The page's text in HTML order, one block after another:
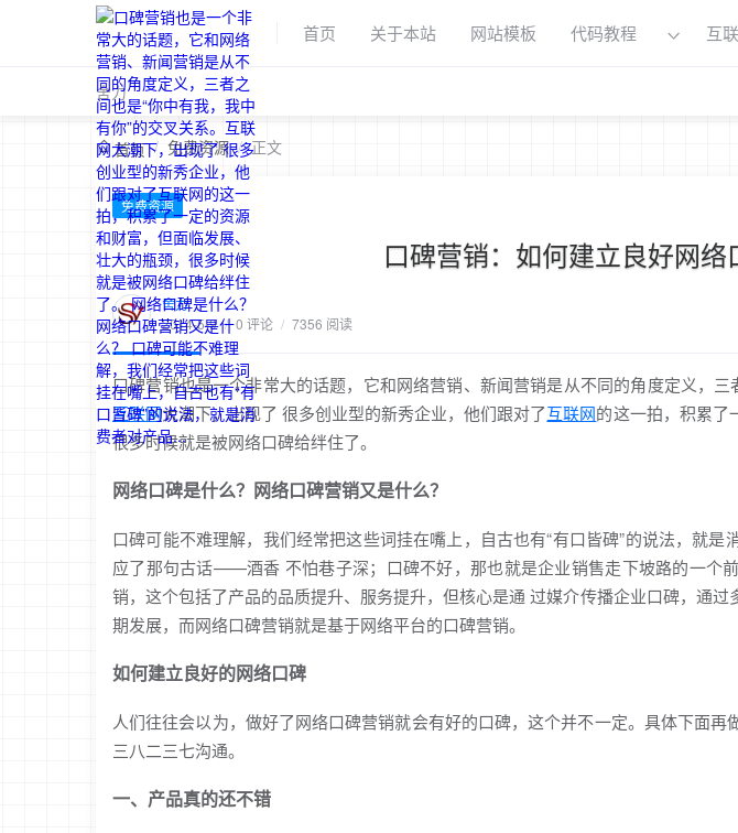
首页 关于本站 网站模板 代码教程 互
舍力
首页 / 免费资源 / 正文
免费资源
口碑营销：如何建立良好网络
舍力
2014-5-9 / 0 评论 / 7356 阅读
口碑营销也是一个非常大的话题，它和网络营销、新闻营销是从不同的角度定义，三
互联网大潮下，出现了 很多创业型的新秀企业，他们跟对了互联网的这一拍，积累了
很多时候就是被网络口碑给绊住了。
网络口碑是什么？网络口碑营销又是什么？
口碑可能不难理解，我们经常把这些词挂在嘴上，自古也有“有口皆碑”的说法，就
应了那句古话——酒香 不怕巷子深；口碑不好，那也就是企业销售走下坡路的一个
销，这个包括了产品的品质提升、服务提升，但核心是通 过媒介传播企业口碑，通
期发展，而网络口碑营销就是基于网络平台的口碑营销。
如何建立良好的网络口碑
人们往往会以为，做好了网络口碑营销就会有好的口碑，这个并不一定。具体下面
三八二三七沟通。
一、产品真的还不错